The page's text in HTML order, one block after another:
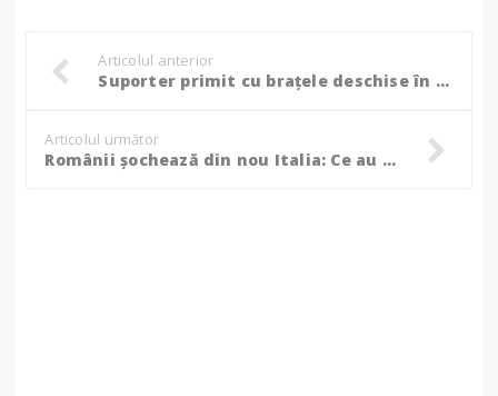
Articolul anterior
Suporter primit cu braţele deschise în vestiarul FC Botoşani FOTO
Articolul următor
Românii șochează din nou Italia: Ce au putut să îi facă unui copil de 6 ani!